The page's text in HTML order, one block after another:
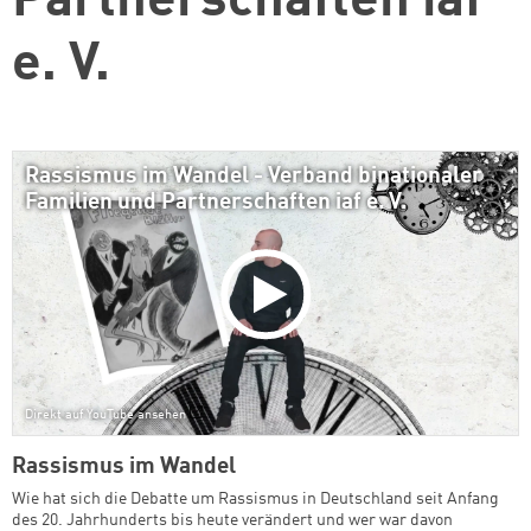
e. V.
Rassismus im Wandel - Verband binationaler
Familien und Partnerschaften iaf e. V.
Direkt auf YouTube ansehen
Rassismus im Wandel
Wie hat sich die Debatte um Rassismus in Deutschland seit Anfang
des 20. Jahrhunderts bis heute verändert und wer war davon